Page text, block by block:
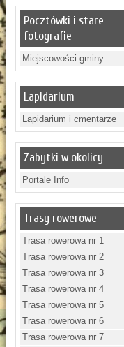
Pocztówki i stare
fotografie
Miejscowości gminy
Lapidarium
Lapidarium i cmentarze
Zabytki w okolicy
Portale Info
Trasy rowerowe
Trasa rowerowa nr 1
Trasa rowerowa nr 2
Trasa rowerowa nr 3
Trasa rowerowa nr 4
Trasa rowerowa nr 5
Trasa rowerowa nr 6
Trasa rowerowa nr 7